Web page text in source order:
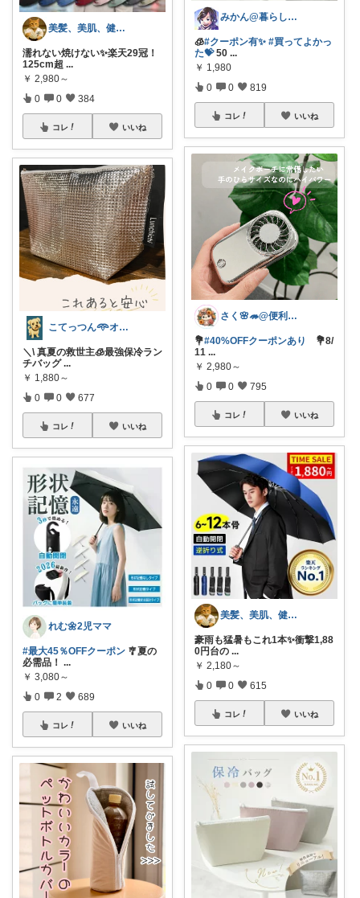
美髪、美肌、健康商品お勧めROOM
濡れない焼けない✨楽天29冠！
125cm超 ...
￥ 2,980～
0 0 384
コレ いいね
こてっつん𖥸オイシイとカワイイはセイギ
＼\ 真夏の救世主🧊最強保冷ラン
チバッグ...
￥ 1,880～
0 0 677
コレ いいね
れむ🌼2児ママ
#最大45％OFFクーポン 🎐夏の
必需品！ ...
￥ 3,080～
0 2 689
コレ いいね
みかん@暮らしのもの／暑さ対策に全力⛱️
🧊#クーポン有✨ #買ってよかっ
た💝50 ...
￥ 1,980
0 0 819
コレ いいね
さく🌸🦔@便利でかわいいを探す旅
💐#40%OFFクーポンあり
💐8/
11 ...
￥ 2,980～
0 0 795
コレ いいね
美髪、美肌、健康商品お勧めROOM
豪雨も猛暑もこれ1本✨衝撃1,88
0円台の ...
￥ 2,180～
0 0 615
コレ いいね